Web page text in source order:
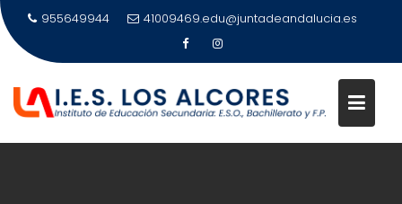
Saltar
al
contenido
955649944 41009469.edu@juntadeandalucia.es